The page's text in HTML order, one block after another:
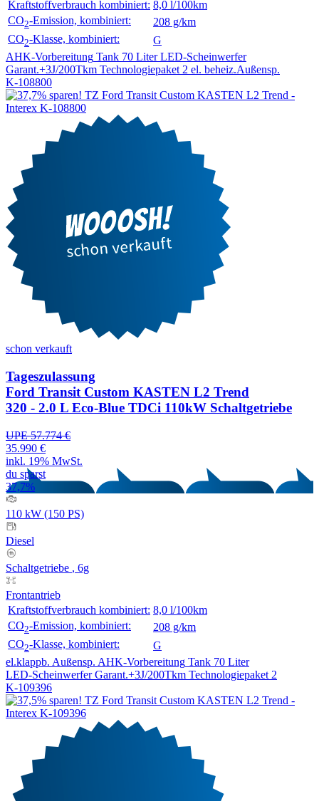
Kraftstoffverbrauch kombiniert: 8,0 l/100km
CO2-Emission, kombiniert:
208 g/km
CO2-Klasse, kombiniert:
G
AHK-Vorbereitung Tank 70 Liter LED-Scheinwerfer
Garant.+3J/200Tkm Technologiepaket 2 el. beheiz.Außensp.
K-108800
schon verkauft
Tageszulassung
Ford Transit Custom KASTEN L2 Trend
320 - 2.0 L Eco-Blue TDCi 110kW Schaltgetriebe
UPE 57.774 €
35.990 €
inkl. 19% MwSt.
du sparst
37,7%
110 kW (150 PS)
Diesel
Schaltgetriebe , 6g
Frontantrieb
Kraftstoffverbrauch kombiniert: 8,0 l/100km
CO2-Emission, kombiniert:
208 g/km
CO2-Klasse, kombiniert:
G
el.klappb. Außensp. AHK-Vorbereitung Tank 70 Liter
LED-Scheinwerfer Garant.+3J/200Tkm Technologiepaket 2
K-109396